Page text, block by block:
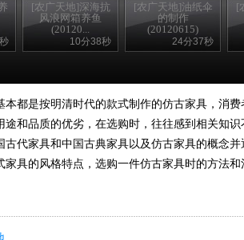
[农广天地]深海抗
风浪网箱养鱼
(20120...
10分38秒
[农广天地]油纸伞
的制作
(20120615)
24分37秒
[
是按明清时代的款式制作的仿古家具，消费
途和品质的优劣，在选购时，往往感到相关知
古代家具和中国古典家具以及仿古家具的概念
家具的风格特点，选购一件仿古家具时的方法和